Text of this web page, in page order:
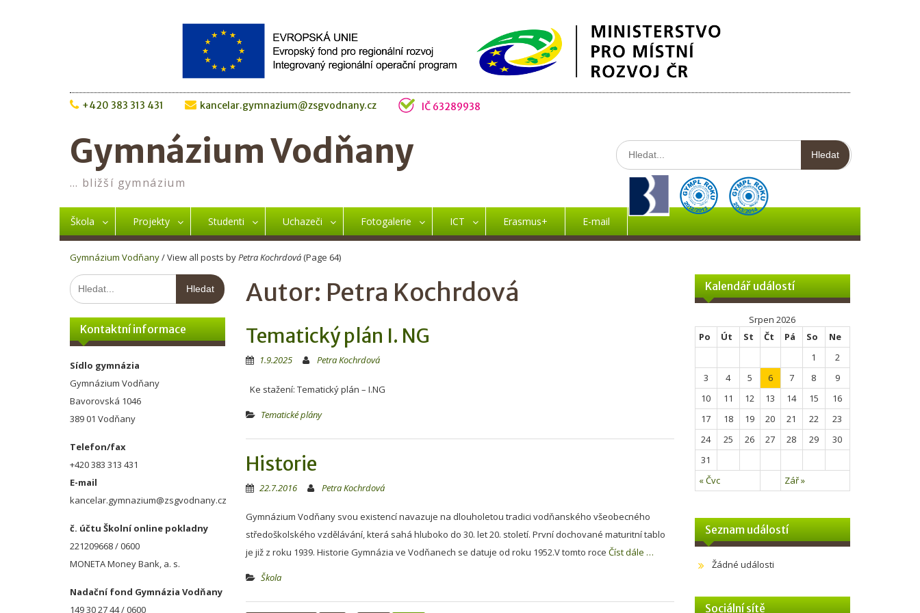
+420 383 313 431 kancelar.gymnazium@zsgvodnany.cz IČ 63289938
Gymnázium Vodňany
… bližší gymnázium
Hledat:
Škola Projekty Studenti Uchazeči Fotogalerie ICT Erasmus+ E-mail
Gymnázium Vodňany/View all posts byPetra Kochrdová(Page 64)
Autor: Petra Kochrdová
Tematický plán I. NG
1.9.2025 Petra Kochrdová
Ke stažení: Tematický plán – I.NG
Tematické plány
Historie
22.7.2016 Petra Kochrdová
Gymnázium Vodňany svou existencí navazuje na dlouholetou tradici vodňanského všeobecného
středoškolského vzdělávání, která sahá hluboko do 30. let 20. století. První dochované maturitní tablo
je již z roku 1939. Historie Gymnázia ve Vodňanech se datuje od roku 1952.V tomto roceČíst dále …
Škola
Hledat:
Kontaktní informace
Sídlo gymnázia
Gymnázium Vodňany
Bavorovská 1046
389 01 Vodňany
Telefon/fax
+420 383 313 431
E-mail
kancelar.gymnazium@zsgvodnany.cz
č. účtu Školní online pokladny
221209668 / 0600
MONETA Money Bank, a. s.
Nadační fond Gymnázia Vodňany
149 30 27 44 / 0600
Kalendář událostí
Srpen 2026
Po
Út St Čt Pá So
Ne
1
2
3
4 5 6 7 8
9
10
11 12 13 14 15
16
17
18 19 20 21 22
23
24
25 26 27 28 29
30
31
« Čvc
Zář »
Seznam událostí
Žádné události
Sociální sítě